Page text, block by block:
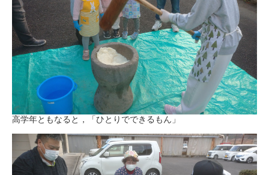
高学年ともなると，「ひとりでできるもん」